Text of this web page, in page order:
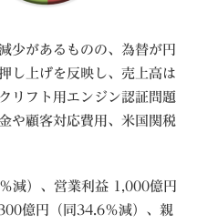
少があるものの、為替が円
し上げを反映し、売上高は
リフト用エンジン認証問題
や顧客対応費用、米国関税
減）、営業利益 1,000億円
億円（同34.6％減）、親